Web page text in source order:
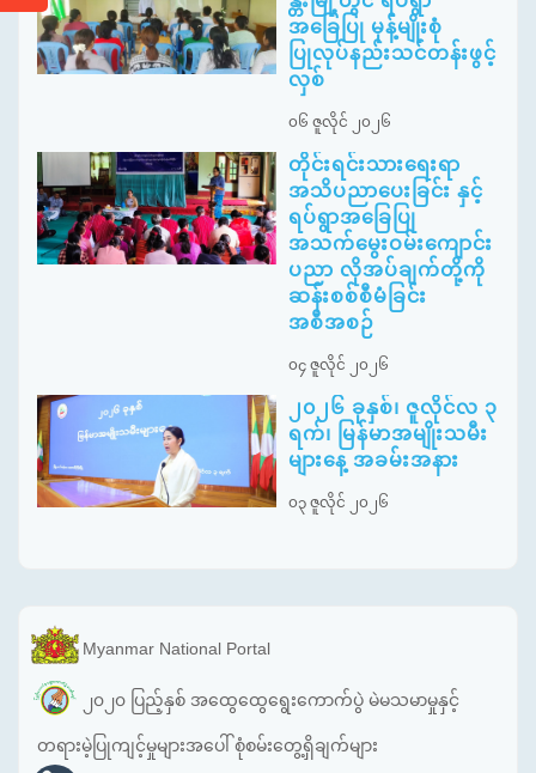
အခြေပြု မုန့်မျိုးစုံ
ပြုလုပ်နည်းသင်တန်းဖွင့်
လှစ်
၀၆ ဇူလိုင် ၂၀၂၆
တိုင်းရင်းသားရေးရာ
အသိပညာပေးခြင်း နှင့်
ရပ်ရွာအခြေပြု
အသက်မွေးဝမ်းကျောင်း
ပညာ လိုအပ်ချက်တို့ကို
ဆန်းစစ်စီမံခြင်း
အစီအစဉ်
၀၄ ဇူလိုင် ၂၀၂၆
၂၀၂၆ ခုနှစ်၊ ဇူလိုင်လ ၃
ရက်၊ မြန်မာအမျိုးသမီး
များနေ့ အခမ်းအနား
၀၃ ဇူလိုင် ၂၀၂၆
Myanmar National Portal
၂၀၂၀ ပြည့်နှစ် အထွေထွေရွေးကောက်ပွဲ မဲမသမာမှုနှင့်
တရားမဲ့ပြုကျင့်မှုများအပေါ် စုံစမ်းတွေ့ရှိချက်များ